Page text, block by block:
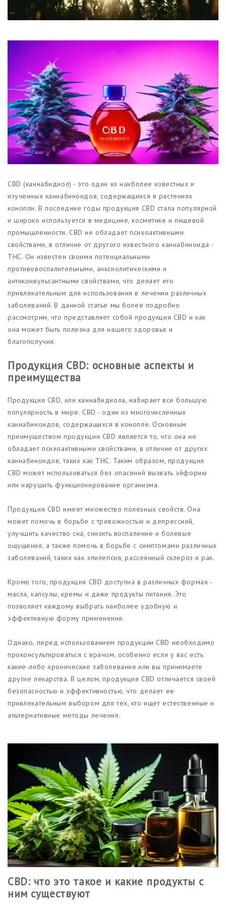
Функциональные продукты с
CBD
Красота и гигиена
CBD для животных
Какао и шоколад с CBD
Магазины
CBD (каннабидиол) - это один из наиболее известных и
изученных каннабиноидов, содержащихся в растениях
конопли. В последние годы продукция CBD стала популярной
и широко используется в медицине, косметике и пищевой
промышленности. CBD не обладает психоактивными
свойствами, в отличие от другого известного каннабиноида -
THC. Он известен своими потенциальными
противовоспалительными, анксиолитическими и
антиконвульсантными свойствами, что делает его
привлекательным для использования в лечении различных
заболеваний. В данной статье мы более подробно
рассмотрим, что представляет собой продукция CBD и как
она может быть полезна для нашего здоровья и
благополучия.
Продукция CBD: основные аспекты и
преимущества
Продукция CBD, или каннабидиола, набирает все большую
популярность в мире. CBD - один из многочисленных
каннабиноидов, содержащихся в конопле. Основным
преимуществом продукции CBD является то, что она не
обладает психоактивными свойствами, в отличие от других
каннабиноидов, таких как THC. Таким образом, продукция
CBD может использоваться без опасений вызвать эйфорию
или нарушить функционирование организма.
Продукция CBD имеет множество полезных свойств. Она
может помочь в борьбе с тревожностью и депрессией,
улучшить качество сна, снизить воспаление и болевые
ощущения, а также помочь в борьбе с симптомами различных
заболеваний, таких как эпилепсия, рассеянный склероз и рак.
Кроме того, продукция CBD доступна в различных формах -
масла, капсулы, кремы и даже продукты питания. Это
позволяет каждому выбрать наиболее удобную и
эффективную форму применения.
Однако, перед использованием продукции CBD необходимо
проконсультироваться с врачом, особенно если у вас есть
какие-либо хронические заболевания или вы принимаете
другие лекарства. В целом, продукция CBD отличается своей
безопасностью и эффективностью, что делает ее
привлекательным выбором для тех, кто ищет естественные и
альтернативные методы лечения.
CBD: что это такое и какие продукты с
ним существуют